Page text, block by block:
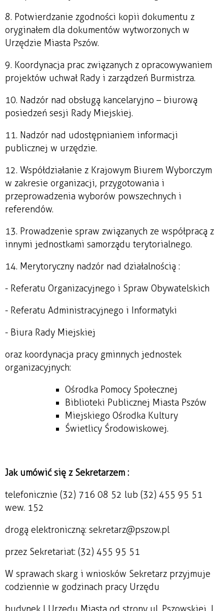
8. Potwierdzanie zgodności kopii dokumentu z
oryginałem dla dokumentów wytworzonych w
Urzędzie Miasta Pszów.
9. Koordynacja prac związanych z opracowywaniem
projektów uchwał Rady i zarządzeń Burmistrza.
10. Nadzór nad obsługą kancelaryjno – biurową
posiedzeń sesji Rady Miejskiej.
11. Nadzór nad udostępnianiem informacji
publicznej w urzędzie.
12. Współdziałanie z Krajowym Biurem Wyborczym
w zakresie organizacji, przygotowania i
przeprowadzenia wyborów powszechnych i
referendów.
13. Prowadzenie spraw związanych ze współpracą z
innymi jednostkami samorządu terytorialnego.
14. Merytoryczny nadzór nad działalnością :
- Referatu Organizacyjnego i Spraw Obywatelskich
- Referatu Administracyjnego i Informatyki
- Biura Rady Miejskiej
oraz koordynacja pracy gminnych jednostek
organizacyjnych:
Ośrodka Pomocy Społecznej
Biblioteki Publicznej Miasta Pszów
Miejskiego Ośrodka Kultury
Świetlicy Środowiskowej.
Jak umówić się z Sekretarzem :
telefonicznie (32) 716 08 52 lub (32) 455 95 51
wew. 152
drogą elektroniczną: sekretarz@pszow.pl
przez Sekretariat: (32) 455 95 51
W sprawach skarg i wniosków Sekretarz przyjmuje
codziennie w godzinach pracy Urzędu